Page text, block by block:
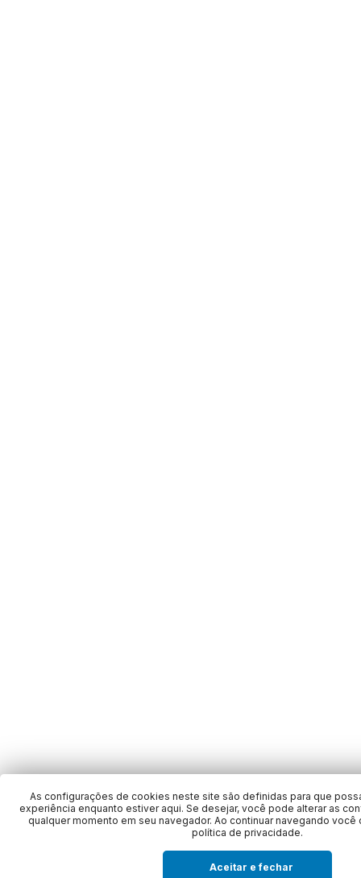
As configurações de cookies neste site são definidas para que
experiência enquanto estiver aqui. Se desejar, você pode alterar as
qualquer momento em seu navegador. Ao continuar navegando você
política de privacidade.
Aceitar e fechar